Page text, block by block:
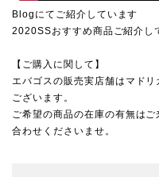
Blogにてご紹介しています
2020SSおすすめ商品ご紹介し
【ご購入に関して】
エバゴスの販売実店舗は マドリ
ございます。
ご希望の商品の在庫の有無は
合わせくださいませ。